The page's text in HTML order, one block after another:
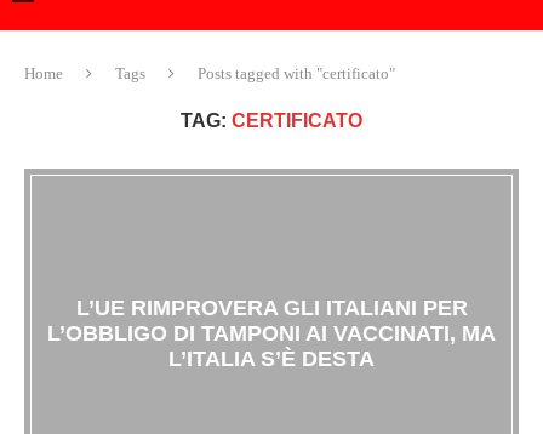
Home Tags Posts tagged with "certificato"
TAG: CERTIFICATO
L’UE RIMPROVERA GLI ITALIANI PER
L’OBBLIGO DI TAMPONI AI VACCINATI, MA
L’ITALIA S’È DESTA